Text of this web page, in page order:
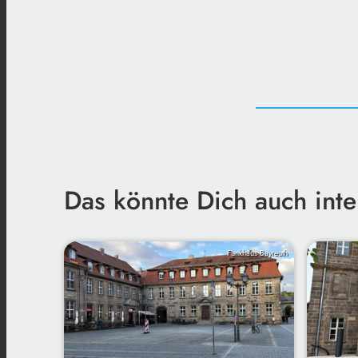
Das könnte Dich auch
Funkhaus Bayreuth